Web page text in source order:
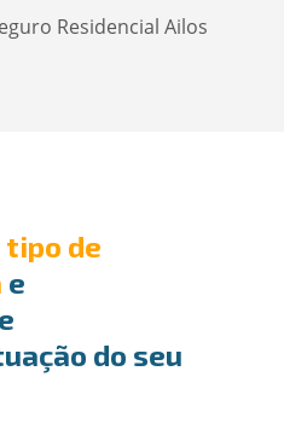
tipo de
e
do seu